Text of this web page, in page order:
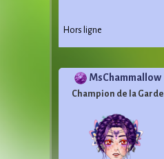
Hors ligne
MsChammallow
Champion de la Garde